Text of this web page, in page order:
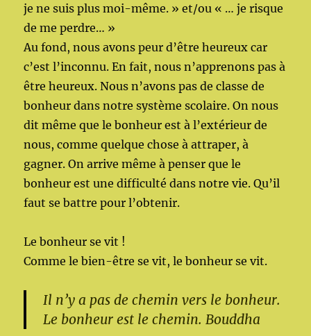
je ne suis plus moi-même. » et/ou « … je risque
de me perdre… »
Au fond, nous avons peur d’être heureux car
c’est l’inconnu. En fait, nous n’apprenons pas à
être heureux. Nous n’avons pas de classe de
bonheur dans notre système scolaire. On nous
dit même que le bonheur est à l’extérieur de
nous, comme quelque chose à attraper, à
gagner. On arrive même à penser que le
bonheur est une difficulté dans notre vie. Qu’il
faut se battre pour l’obtenir.
Le bonheur se vit !
Comme le bien-être se vit, le bonheur se vit.
Il n’y a pas de chemin vers le bonheur.
Le bonheur est le chemin. Bouddha